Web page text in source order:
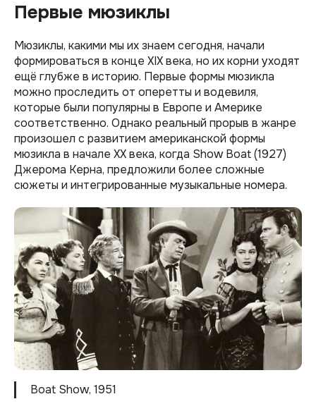
Первые мюзиклы
Мюзиклы, какими мы их знаем сегодня, начали
формироваться в конце XIX века, но их корни уходят
ещё глубже в историю. Первые формы мюзикла
можно проследить от оперетты и водевиля,
которые были популярны в Европе и Америке
соответственно. Однако реальный прорыв в жанре
произошел с развитием американской формы
мюзикла в начале ХХ века, когда Show Boat (1927)
Джерома Керна, предложили более сложные
сюжеты и интегрированные музыкальные номера.
Boat Show, 1951